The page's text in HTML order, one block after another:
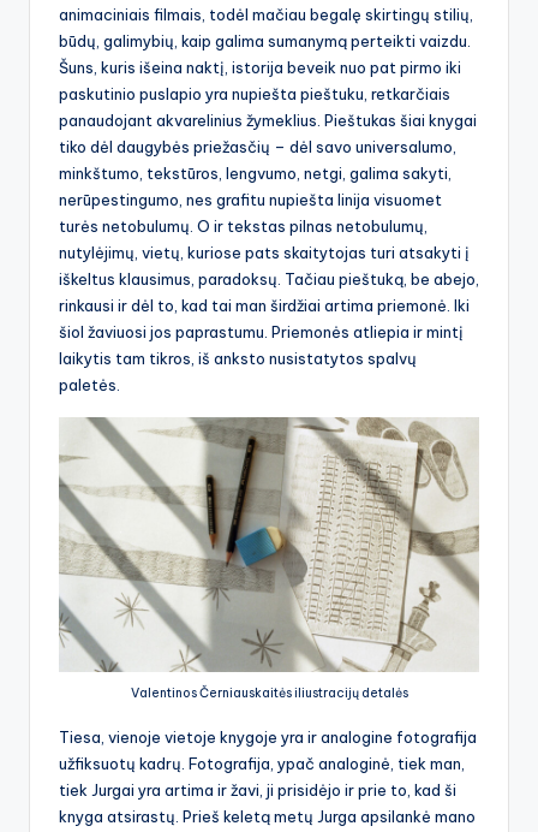
animaciniais filmais, todėl mačiau begalę skirtingų stilių,
būdų, galimybių, kaip galima sumanymą perteikti vaizdu.
Šuns, kuris išeina naktį, istorija beveik nuo pat pirmo iki
paskutinio puslapio yra nupiešta pieštuku, retkarčiais
panaudojant akvarelinius žymeklius. Pieštukas šiai knygai
tiko dėl daugybės priežasčių – dėl savo universalumo,
minkštumo, tekstūros, lengvumo, netgi, galima sakyti,
nerūpestingumo, nes grafitu nupiešta linija visuomet
turės netobulumų. O ir tekstas pilnas netobulumų,
nutylėjimų, vietų, kuriose pats skaitytojas turi atsakyti į
iškeltus klausimus, paradoksų. Tačiau pieštuką, be abejo,
rinkausi ir dėl to, kad tai man širdžiai artima priemonė. Iki
šiol žaviuosi jos paprastumu. Priemonės atliepia ir mintį
laikytis tam tikros, iš anksto nusistatytos spalvų
paletės.
Valentinos Černiauskaitės iliustracijų detalės
Tiesa, vienoje vietoje knygoje yra ir analogine fotografija
užfiksuotų kadrų. Fotografija, ypač analoginė, tiek man,
tiek Jurgai yra artima ir žavi, ji prisidėjo ir prie to, kad ši
knyga atsirastų. Prieš keletą metų Jurga apsilankė mano